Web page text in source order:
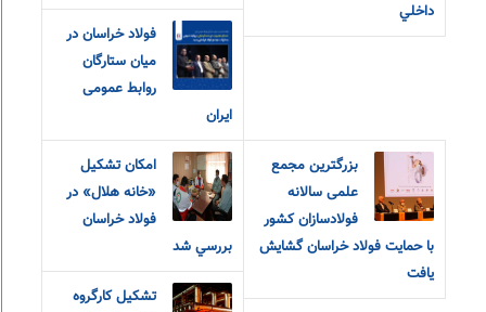
داخلي
فولاد خراسان در
میان ستارگان
روابط عمومی
ایران
بزرگترین مجمع
علمی سالانه
فولادسازان کشور
با حمایت فولاد خراسان گشایش
یافت
امکان تشکيل
«خانه هلال» در
فولاد خراسان
بررسي شد
تشکیل کارگروه